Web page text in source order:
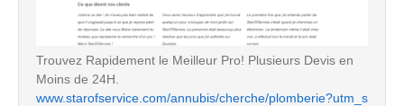
Trouvez Rapidement le Meilleur Pro! Plusieurs Devis en
Moins de 24H.
www.starofservice.com/annubis/cherche/plomberie?utm_s